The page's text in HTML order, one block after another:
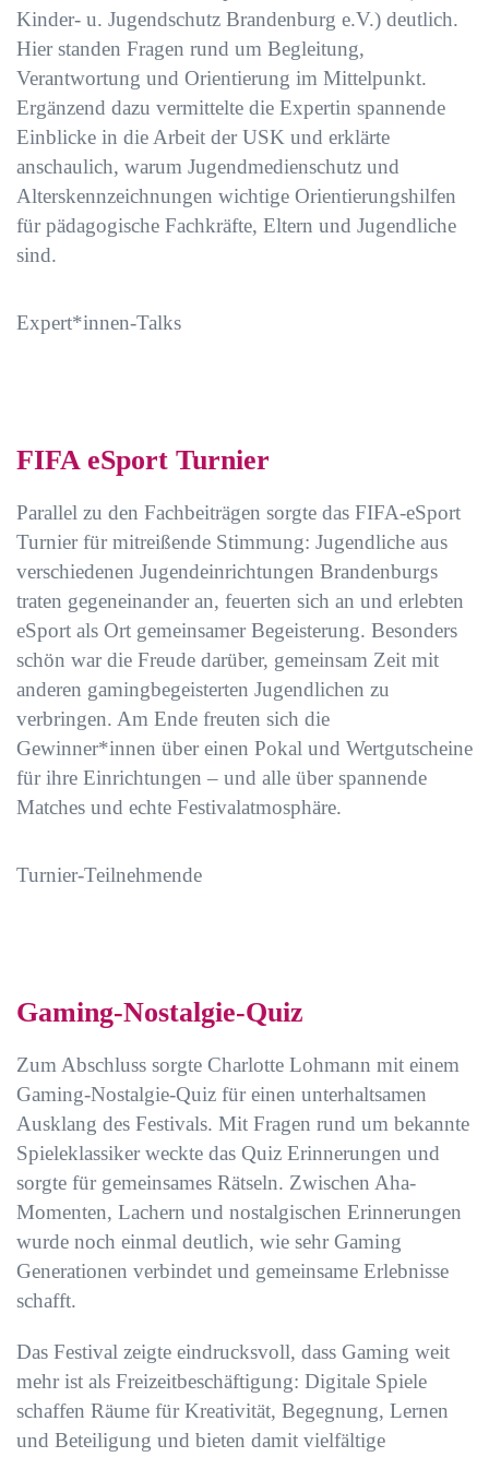
Kinder- u. Jugendschutz Brandenburg e.V.) deutlich.
Hier standen Fragen rund um Begleitung,
Verantwortung und Orientierung im Mittelpunkt.
Ergänzend dazu vermittelte die Expertin spannende
Einblicke in die Arbeit der USK und erklärte
anschaulich, warum Jugendmedienschutz und
Alterskennzeichnungen wichtige Orientierungshilfen
für pädagogische Fachkräfte, Eltern und Jugendliche
sind.
Expert*innen-Talks
FIFA eSport Turnier
Parallel zu den Fachbeiträgen sorgte das FIFA-eSport
Turnier für mitreißende Stimmung: Jugendliche aus
verschiedenen Jugendeinrichtungen Brandenburgs
traten gegeneinander an, feuerten sich an und erlebten
eSport als Ort gemeinsamer Begeisterung. Besonders
schön war die Freude darüber, gemeinsam Zeit mit
anderen gamingbegeisterten Jugendlichen zu
verbringen. Am Ende freuten sich die
Gewinner*innen über einen Pokal und Wertgutscheine
für ihre Einrichtungen – und alle über spannende
Matches und echte Festivalatmosphäre.
Turnier-Teilnehmende
Gaming-Nostalgie-Quiz
Zum Abschluss sorgte Charlotte Lohmann mit einem
Gaming-Nostalgie-Quiz für einen unterhaltsamen
Ausklang des Festivals. Mit Fragen rund um bekannte
Spieleklassiker weckte das Quiz Erinnerungen und
sorgte für gemeinsames Rätseln. Zwischen Aha-
Momenten, Lachern und nostalgischen Erinnerungen
wurde noch einmal deutlich, wie sehr Gaming
Generationen verbindet und gemeinsame Erlebnisse
schafft.
Das Festival zeigte eindrucksvoll, dass Gaming weit
mehr ist als Freizeitbeschäftigung: Digitale Spiele
schaffen Räume für Kreativität, Begegnung, Lernen
und Beteiligung und bieten damit vielfältige